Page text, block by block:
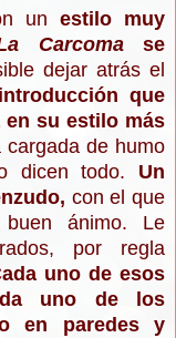
un estilo muy
Carcomase
dejar atrás el
que
en su estilo más
cargada de humo
dicen todo. Un
zudo, con el que
ánimo. Le
por regla
uno de esos
uno de los
en paredes y